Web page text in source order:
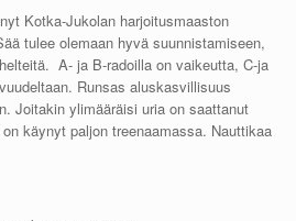
Kotka-Jukolan harjoitusmaaston
tulee olemaan hyvä suunnistamiseen,
A- ja B-radoilla on vaikeutta, C-ja
Runsas aluskasvillisuus
Joitakin ylimääräisi uria on saattanut
käynyt paljon treenaamassa. Nauttikaa